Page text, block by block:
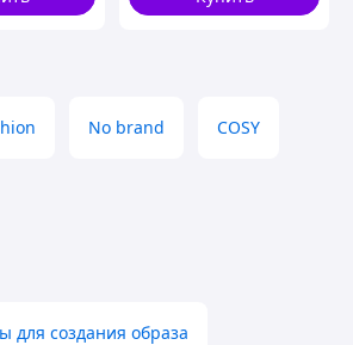
No brand COSY
для создания образа